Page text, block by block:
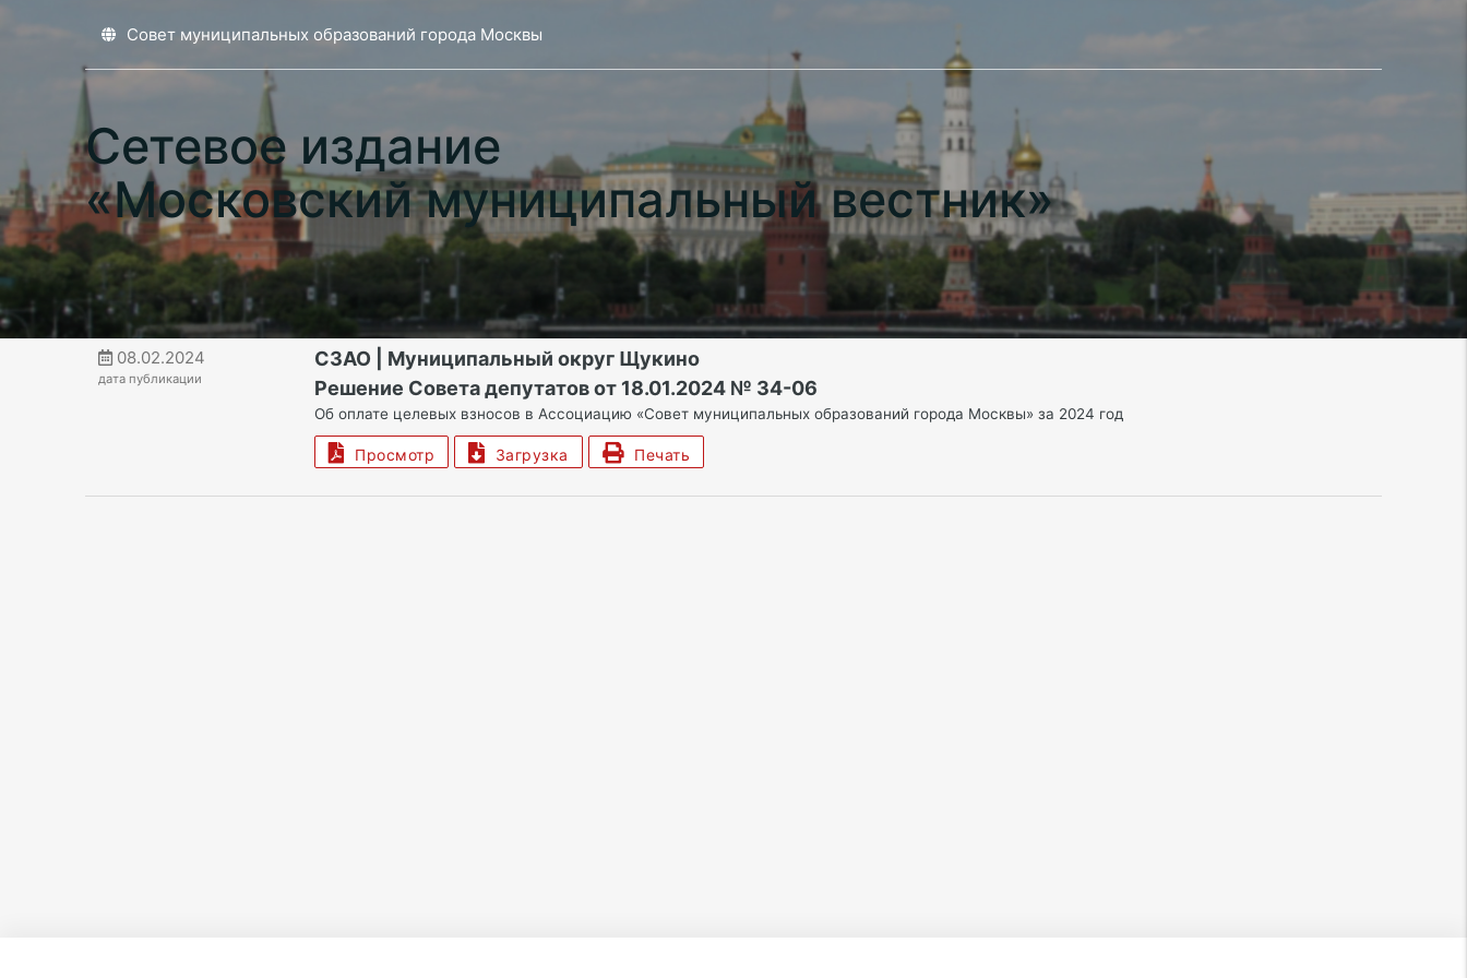
Совет муниципальных образований города Москвы
Сетевое издание
«Московский муниципальный вестник»
08.02.2024
дата публикации
СЗАО | Муниципальный округ Щукино
Решение Совета депутатов от 18.01.2024 № 34-06
Об оплате целевых взносов в Ассоциацию «Совет муниципальных образований города Москвы» за 2024 год
Просмотр Загрузка Печать